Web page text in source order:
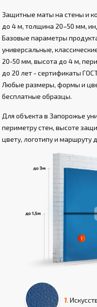
Защитные маты на стены и
до 4 м, толщина 20–50 мм,
Базовые параметры
универсальные,
20-50 мм, высота до 4 м,
до 20 лет - сертификаты
Любые размеры, формы и
бесплатные образцы.
Для объекта в Запорожье
периметру стен, высоте
цвету, логотипу и маршруту
1.